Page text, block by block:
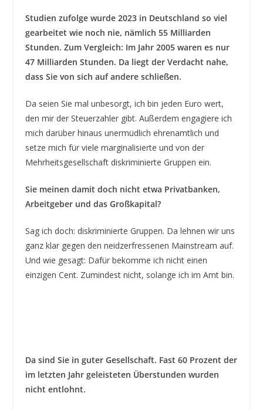
Studien zufolge wurde 2023 in Deutschland so viel
gearbeitet wie noch nie, nämlich 55 Milliarden
Stunden. Zum Vergleich: Im Jahr 2005 waren es nur
47 Milliarden Stunden. Da liegt der Verdacht nahe,
dass Sie von sich auf andere schließen.
Da seien Sie mal unbesorgt, ich bin jeden Euro wert,
den mir der Steuerzahler gibt. Außerdem engagiere ich
mich darüber hinaus unermüdlich ehrenamtlich und
setze mich für viele marginalisierte und von der
Mehrheitsgesellschaft diskriminierte Gruppen ein.
Sie meinen damit doch nicht etwa Privatbanken,
Arbeitgeber und das Großkapital?
Sag ich doch: diskriminierte Gruppen. Da lehnen wir uns
ganz klar gegen den neidzerfressenen Mainstream auf.
Und wie gesagt: Dafür bekomme ich nicht einen
einzigen Cent. Zumindest nicht, solange ich im Amt bin.
Da sind Sie in guter Gesellschaft. Fast 60 Prozent der
im letzten Jahr geleisteten Überstunden wurden
nicht entlohnt.